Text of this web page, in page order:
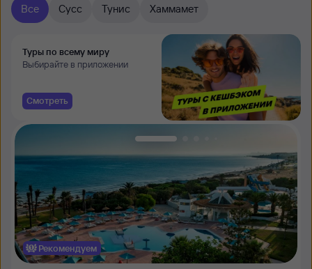
Все Сусс Тунис Хаммамет
Туры по всему миру
Выбирайте в приложении
Смотреть
Рекомендуем